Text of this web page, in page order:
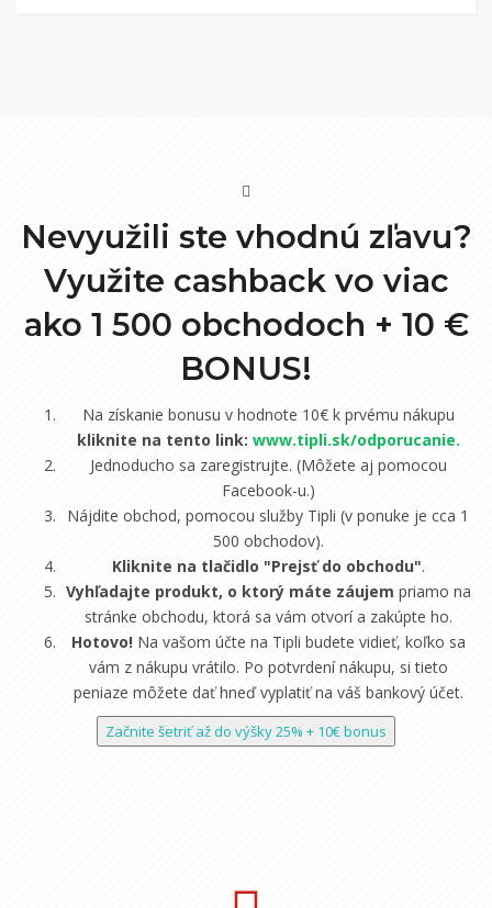
Nevyužili ste vhodnú zľavu?
Využite cashback vo viac
ako 1 500 obchodoch + 10 €
BONUS!
Na získanie bonusu v hodnote 10€ k prvému nákupu
kliknite na tento link: www.tipli.sk/odporucanie.
Jednoducho sa zaregistrujte. (Môžete aj pomocou
Facebook-u.)
Nájdite obchod, pomocou služby Tipli (v ponuke je cca 1
500 obchodov).
Kliknite na tlačidlo "Prejsť do obchodu".
Vyhľadajte produkt, o ktorý máte záujem priamo na
stránke obchodu, ktorá sa vám otvorí a zakúpte ho.
Hotovo! Na vašom účte na Tipli budete vidieť, koľko sa
vám z nákupu vrátilo. Po potvrdení nákupu, si tieto
peniaze môžete dať hneď vyplatiť na váš bankový účet.
Začnite šetriť až do výšky 25% + 10€ bonus